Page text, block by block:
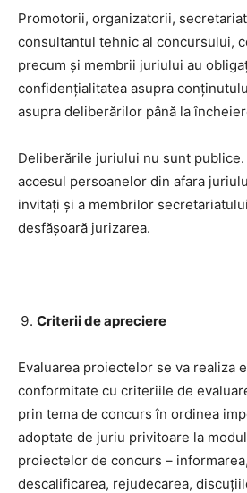
Promotorii, organizatorii,
consultantul tehnic al concursului,
precum și membrii juriului au
confidențialitatea asupra
asupra deliberărilor până la
Deliberările juriului nu sunt
accesul persoanelor din afara
invitați și a membrilor
desfășoară jurizarea.
Criterii de apreciere
Evaluarea proiectelor se va realiza
conformitate cu criteriile de
prin tema de concurs în ordinea
adoptate de juriu privitoare la
proiectelor de concurs –
descalificarea, rejudecarea,